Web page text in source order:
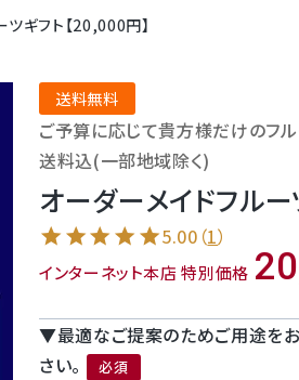
ギフト【20,000円】
送料無料
ご予算に応じて貴方様だけのフル
送料込(一部地域除く)
オーダーメイドフルー
5.00 （1）
インターネット本店 特別価格
▼最適なご提案のためご用途をお
さい。